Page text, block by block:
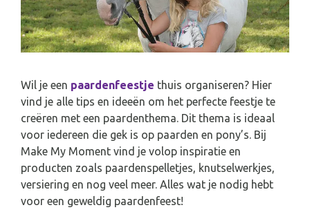
Wil je een paardenfeestje thuis organiseren? Hier
vind je alle tips en ideeën om het perfecte feestje te
creëren met een paardenthema. Dit thema is ideaal
voor iedereen die gek is op paarden en pony’s. Bij
Make My Moment vind je volop inspiratie en
producten zoals paardenspelletjes, knutselwerkjes,
versiering en nog veel meer. Alles wat je nodig hebt
voor een geweldig paardenfeest!